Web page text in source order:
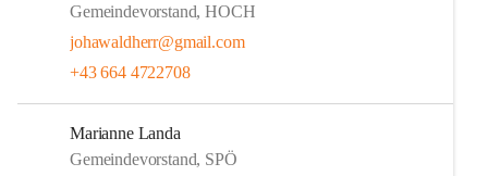
Gemeindevorstand, HOCH
johawaldherr@gmail.com
+43 664 4722708
Marianne Landa
Gemeindevorstand, SPÖ